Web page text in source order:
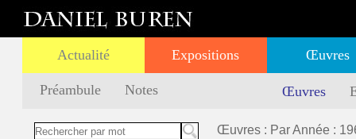
Actualité Expositions Œuvres
Préambule Notes Œuvres
Œuvres : Par Année :